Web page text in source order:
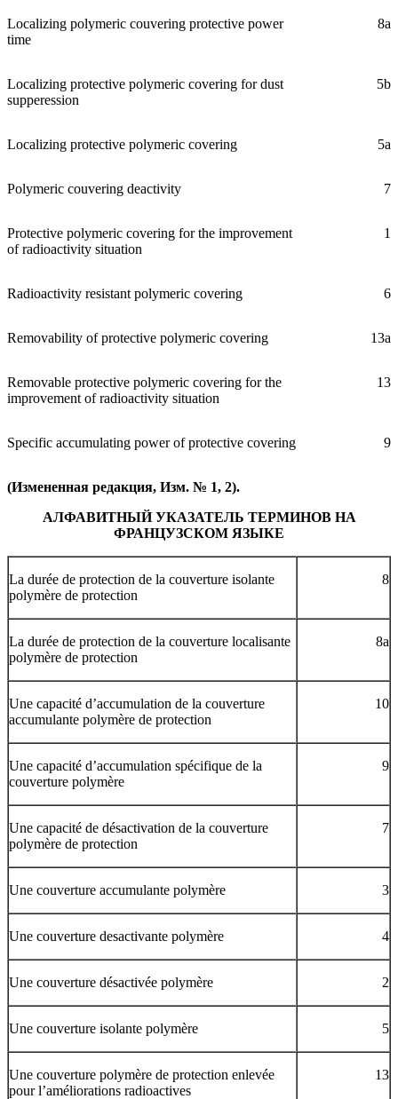
Localizing polymeric couvering protective power
time
8a
Localizing protective polymeric covering for dust
supperession
5b
Localizing protective polymeric covering 5a
Polymeric couvering deactivity 7
Protective polymeric covering for the improvement
of radioactivity situation
1
Radioactivity resistant polymeric covering 6
Removability of protective polymeric covering 13a
Removable protective polymeric covering for the
improvement of radioactivity situation
13
Specific accumulating power of protective covering 9
(Измененная редакция, Изм. № 1, 2).
АЛФАВИТНЫЙ УКАЗАТЕЛЬ ТЕРМИНОВ НА
ФРАНЦУЗСКОМ ЯЗЫКЕ
La durée de protection de la couverture isolante
polymère de protection
8
La durée de protection de la couverture localisante
polymère de protection
8a
Une capacité d’accumulation de la couverture
accumulante polymère de protection
10
Une capacité d’accumulation spécifique de la
couverture polymère
9
Une capacité de désactivation de la couverture
polymère de protection
7
Une couverture accumulante polymère 3
Une couverture desactivante polymère 4
Une couverture désactivée polymère 2
Une couverture isolante polymère 5
Une couverture polymère de protection enlevée
pour l’améliorations radioactives
13